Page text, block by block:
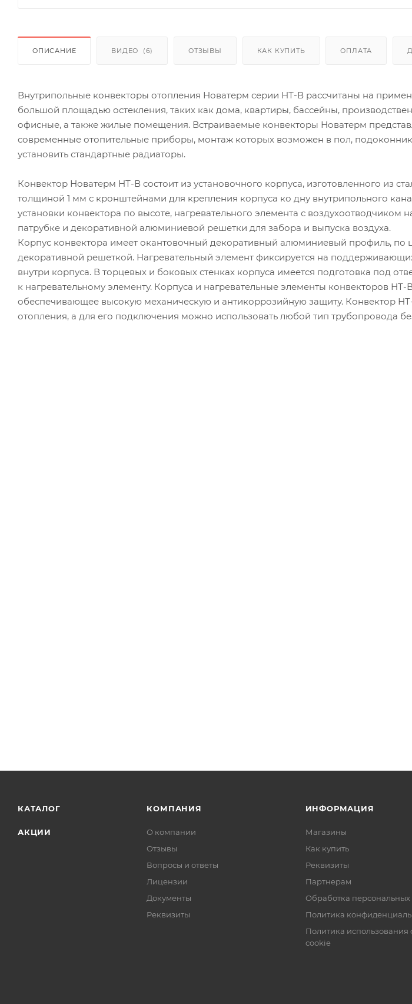
ОПИСАНИЕ ВИДЕО (6) ОТЗЫВЫ КАК КУПИТЬ ОПЛАТА
Внутрипольные конвекторы отопления Новатерм серии НТ-В рассчитаны на
большой площадью остекления, таких как дома, квартиры, бассейны,
офисные, а также жилые помещения. Встраиваемые конвекторы Новатерм
современные отопительные приборы, монтаж которых возможен в пол,
установить стандартные радиаторы.
Конвектор Новатерм НТ-В состоит из установочного корпуса, изготовленного из
толщиной 1 мм с кронштейнами для крепления корпуса ко дну внутрипольного
установки конвектора по высоте, нагревательного элемента с воздухоотводчиком
патрубке и декоративной алюминиевой решетки для забора и выпуска воздуха.
Корпус конвектора имеет окантовочный декоративный алюминиевый профиль, по
декоративной решеткой. Нагревательный элемент фиксируется на
внутри корпуса. В торцевых и боковых стенках корпуса имеется подготовка под
к нагревательному элементу. Корпуса и нагревательные элементы конвекторов
обеспечивающее высокую механическую и антикоррозийную защиту. Конвектор
отопления, а для его подключения можно использовать любой тип трубопровода
КАТАЛОГ
АКЦИИ
КОМПАНИЯ
О компании
Отзывы
Вопросы и ответы
Лицензии
Документы
Реквизиты
ИНФОРМАЦИЯ
Магазины
Как купить
Реквизиты
Партнерам
Обработка
Политика
Политика использования
cookie